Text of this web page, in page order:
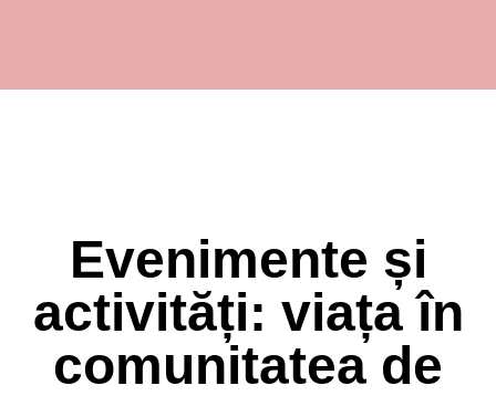
Evenimente și
activități: viața în
comunitatea de